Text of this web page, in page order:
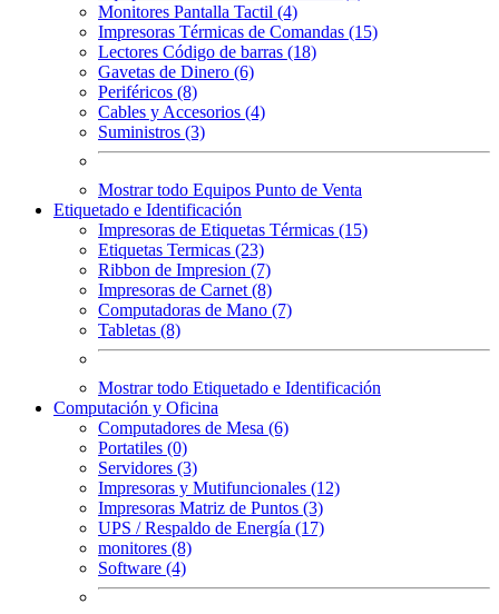
Monitores Pantalla Tactil (4)
Impresoras Térmicas de Comandas (15)
Lectores Código de barras (18)
Gavetas de Dinero (6)
Periféricos (8)
Cables y Accesorios (4)
Suministros (3)
Mostrar todo Equipos Punto de Venta
Etiquetado e Identificación
Impresoras de Etiquetas Térmicas (15)
Etiquetas Termicas (23)
Ribbon de Impresion (7)
Impresoras de Carnet (8)
Computadoras de Mano (7)
Tabletas (8)
Mostrar todo Etiquetado e Identificación
Computación y Oficina
Computadores de Mesa (6)
Portatiles (0)
Servidores (3)
Impresoras y Mutifuncionales (12)
Impresoras Matriz de Puntos (3)
UPS / Respaldo de Energía (17)
monitores (8)
Software (4)